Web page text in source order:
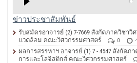
ข่าวประชาสัมพันธ์
รับสมัครอาจารย์ (2) 7-7669 สังกัดภาควิชาวิ
แวดล้อม คณะวิศวกรรมศาสตร์
0
ผลการสรรหาฯ อาจารย์ (1) 7 - 4547 สังกัด
การและโลจิสติกส์ คณะวิศวกรรมศาสตร์